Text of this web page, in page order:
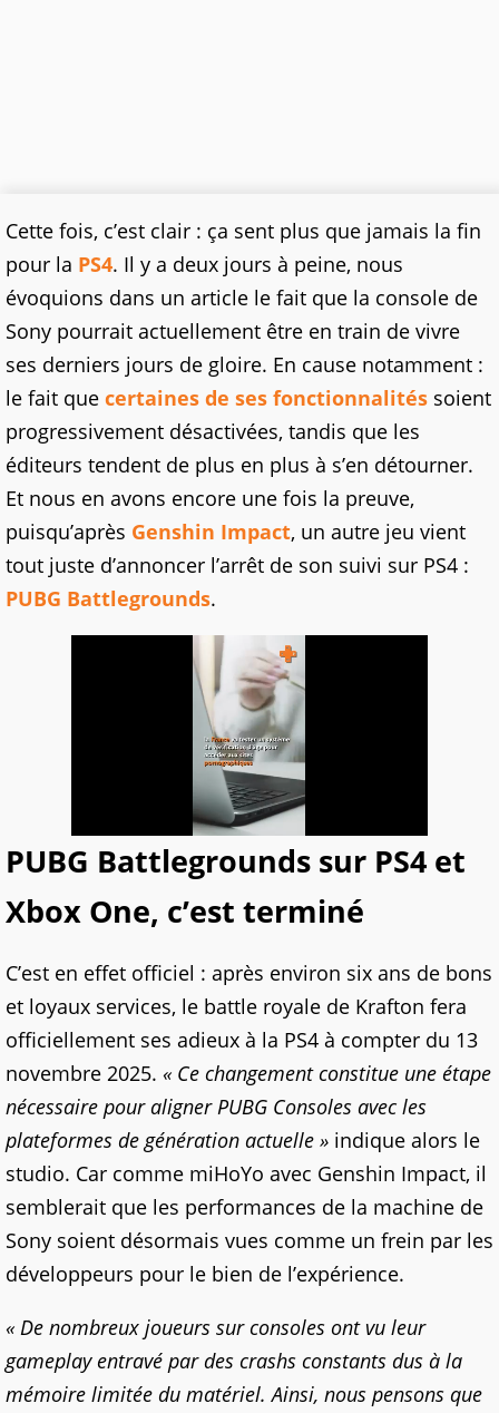
Cette fois, c’est clair : ça sent plus que jamais la fin
pour la PS4. Il y a deux jours à peine, nous
évoquions dans un article le fait que la console de
Sony pourrait actuellement être en train de vivre
ses derniers jours de gloire. En cause notamment :
le fait que certaines de ses fonctionnalités soient
progressivement désactivées, tandis que les
éditeurs tendent de plus en plus à s’en détourner.
Et nous en avons encore une fois la preuve,
puisqu’après Genshin Impact, un autre jeu vient
tout juste d’annoncer l’arrêt de son suivi sur PS4 :
PUBG Battlegrounds.
PUBG Battlegrounds sur PS4 et
Xbox One, c’est terminé
C’est en effet officiel : après environ six ans de bons
et loyaux services, le battle royale de Krafton fera
officiellement ses adieux à la PS4 à compter du 13
novembre 2025. « Ce changement constitue une étape
nécessaire pour aligner PUBG Consoles avec les
plateformes de génération actuelle » indique alors le
studio. Car comme miHoYo avec Genshin Impact, il
semblerait que les performances de la machine de
Sony soient désormais vues comme un frein par les
développeurs pour le bien de l’expérience.
« De nombreux joueurs sur consoles ont vu leur
gameplay entravé par des crashs constants dus à la
mémoire limitée du matériel. Ainsi, nous pensons que